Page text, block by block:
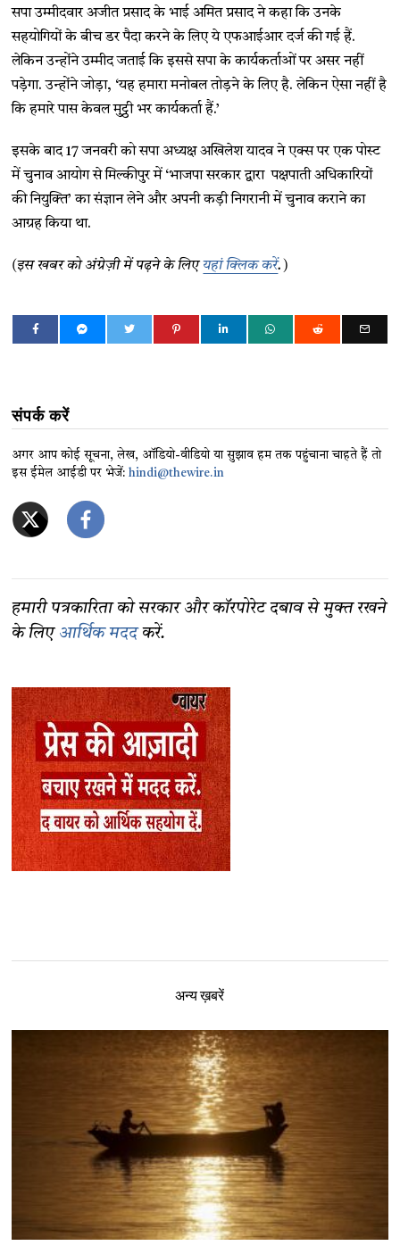
सपा उम्मीदवार अजीत प्रसाद के भाई अमित प्रसाद ने कहा कि उनके
सहयोगियों के बीच डर पैदा करने के लिए ये एफआईआर दर्ज की गई हैं.
लेकिन उन्होंने उम्मीद जताई कि इससे सपा के कार्यकर्ताओं पर असर नहीं
पड़ेगा. उन्होंने जोड़ा, ‘यह हमारा मनोबल तोड़ने के लिए है. लेकिन ऐसा नहीं है
कि हमारे पास केवल मुट्ठी भर कार्यकर्ता हैं.’
इसके बाद 17 जनवरी को सपा अध्यक्ष अखिलेश यादव ने एक्स पर एक पोस्ट
में चुनाव आयोग से मिल्कीपुर में ‘भाजपा सरकार द्वारा पक्षपाती अधिकारियों
की नियुक्ति’ का संज्ञान लेने और अपनी कड़ी निगरानी में चुनाव कराने का
आग्रह किया था.
(इस खबर को अंग्रेज़ी में पढ़ने के लिएयहां क्लिक करें.)
संपर्क करें
अगर आप कोई सूचना, लेख, ऑडियो-वीडियो या सुझाव हम तक पहुंचाना चाहते हैं तो
इस ईमेल आईडी पर भेजें:hindi@thewire.in
हमारी पत्रकारिता को सरकार और कॉरपोरेट दबाव से मुक्त रखने
के लिए आर्थिक मददकरें.
अन्य ख़बरें